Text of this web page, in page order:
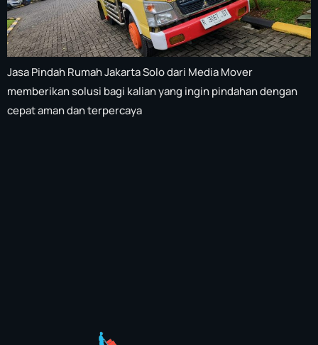
Jasa Pindah Rumah Jakarta Solo dari Media Mover
memberikan solusi bagi kalian yang ingin pindahan dengan
cepat aman dan terpercaya